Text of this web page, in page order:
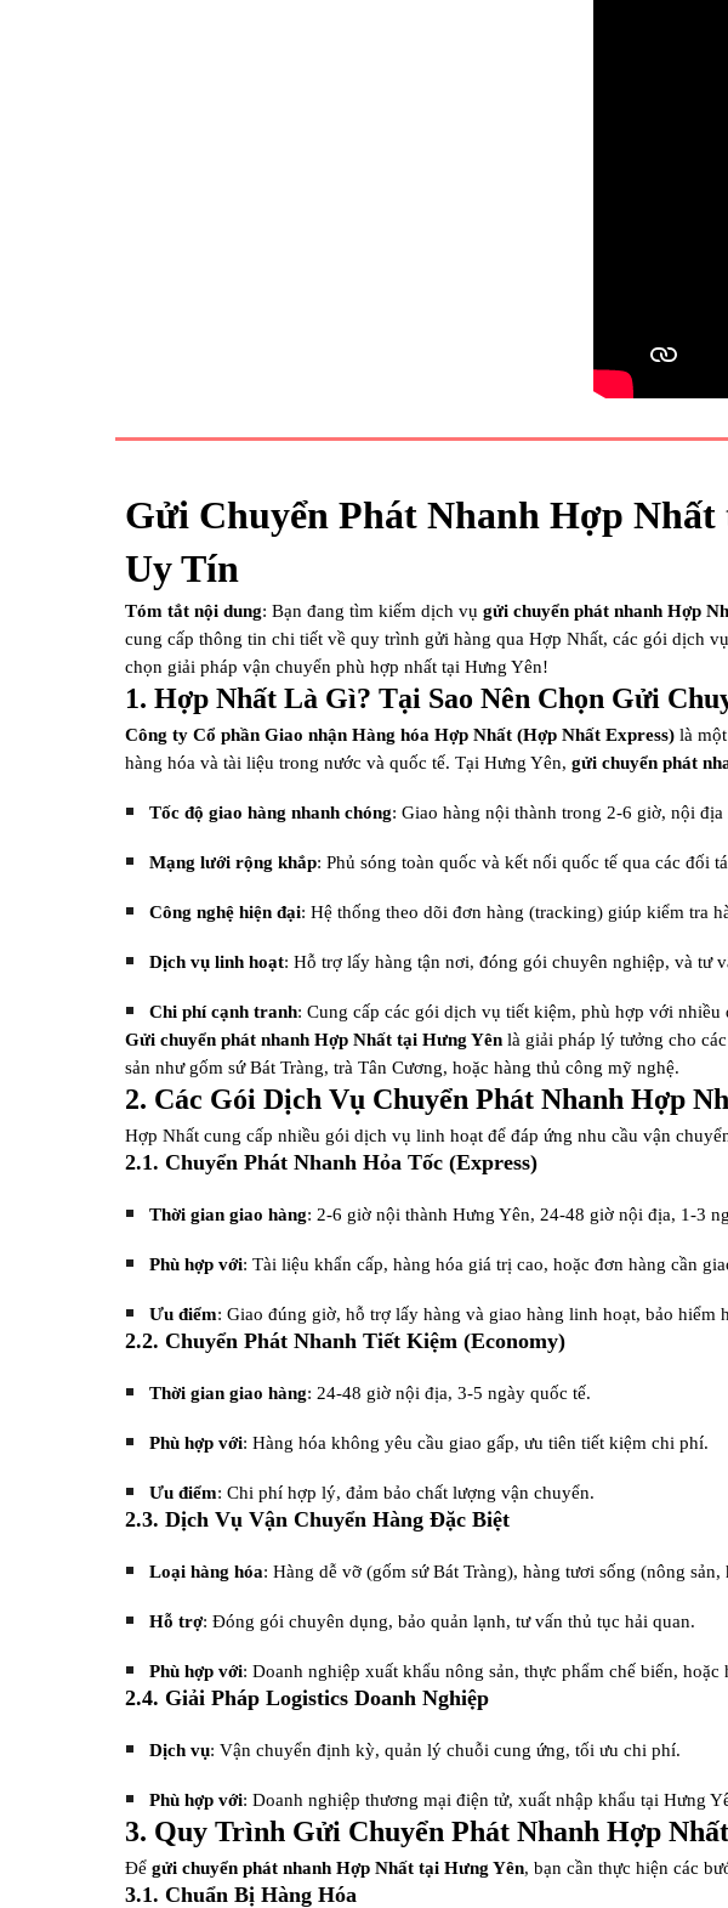
Gửi Chuyển Phát Nhanh Hợp
Uy Tín
Tóm tắt nội dung: Bạn đang tìm kiếm dịch vụ gửi chuyển phát nhanh Hợp
cung cấp thông tin chi tiết về quy trình gửi hàng qua Hợp Nhất, các gói dịch
chọn giải pháp vận chuyển phù hợp nhất tại Hưng Yên!
1. Hợp Nhất Là Gì? Tại Sao Nên Chọn Gửi
Công ty Cổ phần Giao nhận Hàng hóa Hợp Nhất (Hợp Nhất Express)là một
hàng hóa và tài liệu trong nước và quốc tế. Tại Hưng Yên, gửi chuyển phát
Tốc độ giao hàng nhanh chóng: Giao hàng nội thành trong 2-6 giờ, nội
Mạng lưới rộng khắp: Phủ sóng toàn quốc và kết nối quốc tế qua các đối
Công nghệ hiện đại: Hệ thống theo dõi đơn hàng (tracking) giúp kiểm tra
Dịch vụ linh hoạt: Hỗ trợ lấy hàng tận nơi, đóng gói chuyên nghiệp, và tư
Chi phí cạnh tranh: Cung cấp các gói dịch vụ tiết kiệm, phù hợp với nhiều
Gửi chuyển phát nhanh Hợp Nhất tại Hưng Yênlà giải pháp lý tưởng cho
sản như gốm sứ Bát Tràng, trà Tân Cương, hoặc hàng thủ công mỹ nghệ.
2. Các Gói Dịch Vụ Chuyển Phát Nhanh Hợp
Hợp Nhất cung cấp nhiều gói dịch vụ linh hoạt để đáp ứng nhu cầu vận
2.1. Chuyển Phát Nhanh Hỏa Tốc (Express)
Thời gian giao hàng: 2-6 giờ nội thành Hưng Yên, 24-48 giờ nội địa, 1-3
Phù hợp với: Tài liệu khẩn cấp, hàng hóa giá trị cao, hoặc đơn hàng cần
Ưu điểm: Giao đúng giờ, hỗ trợ lấy hàng và giao hàng linh hoạt, bảo hiểm
2.2. Chuyển Phát Nhanh Tiết Kiệm (Economy)
Thời gian giao hàng: 24-48 giờ nội địa, 3-5 ngày quốc tế.
Phù hợp với: Hàng hóa không yêu cầu giao gấp, ưu tiên tiết kiệm chi phí.
Ưu điểm: Chi phí hợp lý, đảm bảo chất lượng vận chuyển.
2.3. Dịch Vụ Vận Chuyển Hàng Đặc Biệt
Loại hàng hóa: Hàng dễ vỡ (gốm sứ Bát Tràng), hàng tươi sống (nông
Hỗ trợ: Đóng gói chuyên dụng, bảo quản lạnh, tư vấn thủ tục hải quan.
Phù hợp với: Doanh nghiệp xuất khẩu nông sản, thực phẩm chế biến, hoặc
2.4. Giải Pháp Logistics Doanh Nghiệp
Dịch vụ: Vận chuyển định kỳ, quản lý chuỗi cung ứng, tối ưu chi phí.
Phù hợp với: Doanh nghiệp thương mại điện tử, xuất nhập khẩu tại Hưng
3. Quy Trình Gửi Chuyển Phát Nhanh Hợp
Để gửi chuyển phát nhanh Hợp Nhất tại Hưng Yên, bạn cần thực hiện các
3.1. Chuẩn Bị Hàng Hóa